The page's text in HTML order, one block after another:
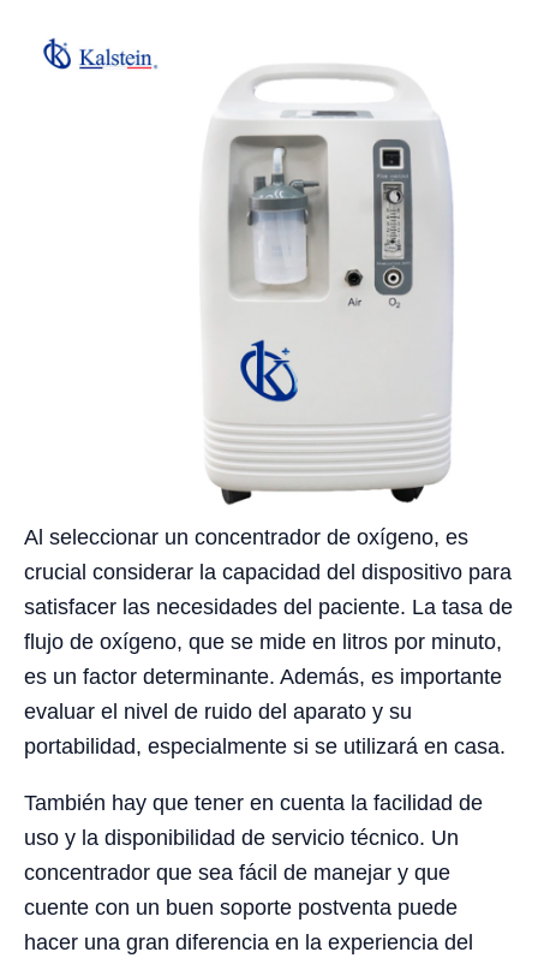
Al seleccionar un concentrador de oxígeno, es
crucial considerar la capacidad del dispositivo para
satisfacer las necesidades del paciente. La tasa de
flujo de oxígeno, que se mide en litros por minuto,
es un factor determinante. Además, es importante
evaluar el nivel de ruido del aparato y su
portabilidad, especialmente si se utilizará en casa.
También hay que tener en cuenta la facilidad de
uso y la disponibilidad de servicio técnico. Un
concentrador que sea fácil de manejar y que
cuente con un buen soporte postventa puede
hacer una gran diferencia en la experiencia del